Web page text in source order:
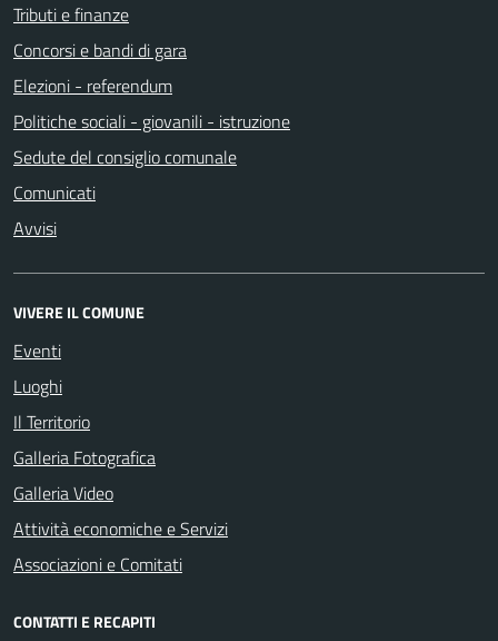
Tributi e finanze
Concorsi e bandi di gara
Elezioni - referendum
Politiche sociali - giovanili - istruzione
Sedute del consiglio comunale
Comunicati
Avvisi
VIVERE IL COMUNE
Eventi
Luoghi
Il Territorio
Galleria Fotografica
Galleria Video
Attività economiche e Servizi
Associazioni e Comitati
CONTATTI E RECAPITI